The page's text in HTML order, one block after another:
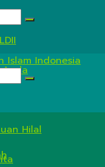
Anda
Hilal